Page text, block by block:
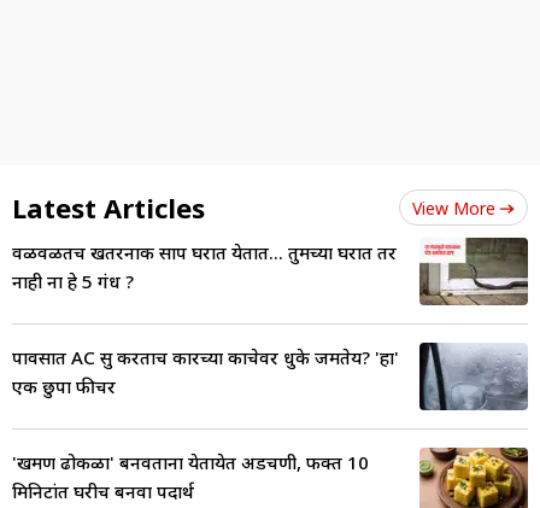
Latest Articles View More
वळवळतच खतरनाक साप घरात येतात... तुमच्या घरात तर
नाही ना हे 5 गंध ?
पावसात AC सुरू करताच कारच्या काचेवर धुके जमतेय? 'हा'
एक छुपा फीचर
'खमण ढोकळा' बनवताना येतायेत अडचणी, फक्त 10
मिनिटांत घरीच बनवा पदार्थ